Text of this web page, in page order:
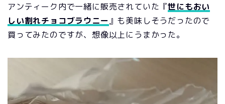
アンティーク内で一緒に販売されていた『世にもおい
しい割れチョコブラウニー』も美味しそうだったので
買ってみたのですが、想像以上にうまかった。